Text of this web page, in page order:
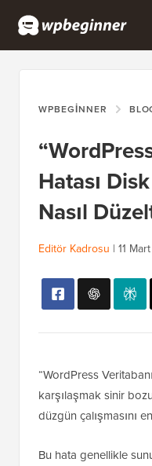
WPBEGINNER
Hatası
Nasıl
Editör Kadrosu | 11
“WordPress
karşılaşmak sinir
düzgün çalışmasını
Bu hata genellikle